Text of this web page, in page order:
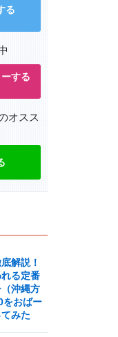
る
する
オスス
解説！
る定番
沖縄方
をおばー
みた